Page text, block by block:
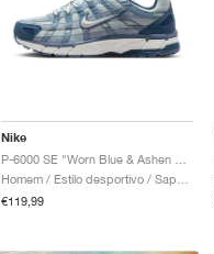
Nike
€119,99